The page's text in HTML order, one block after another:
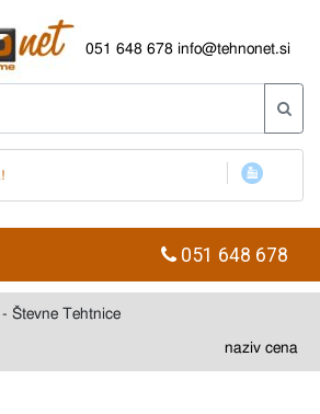
051 648 678 info@tehnonet.si
051 648 678
- Števne Tehtnice
naziv cena